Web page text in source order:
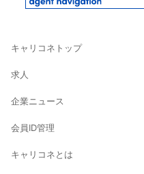
キャリコネトップ
求人
企業ニュース
会員ID管理
キャリコネとは